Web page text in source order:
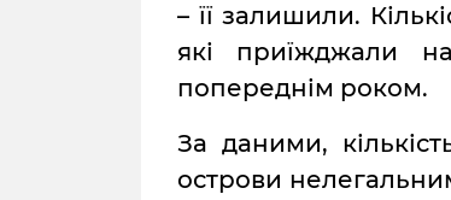
– її залишили.
які приїжджали
попереднім роком.
За даними,
острови